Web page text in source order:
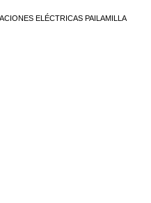
ELÉCTRICAS PAILAMILLA